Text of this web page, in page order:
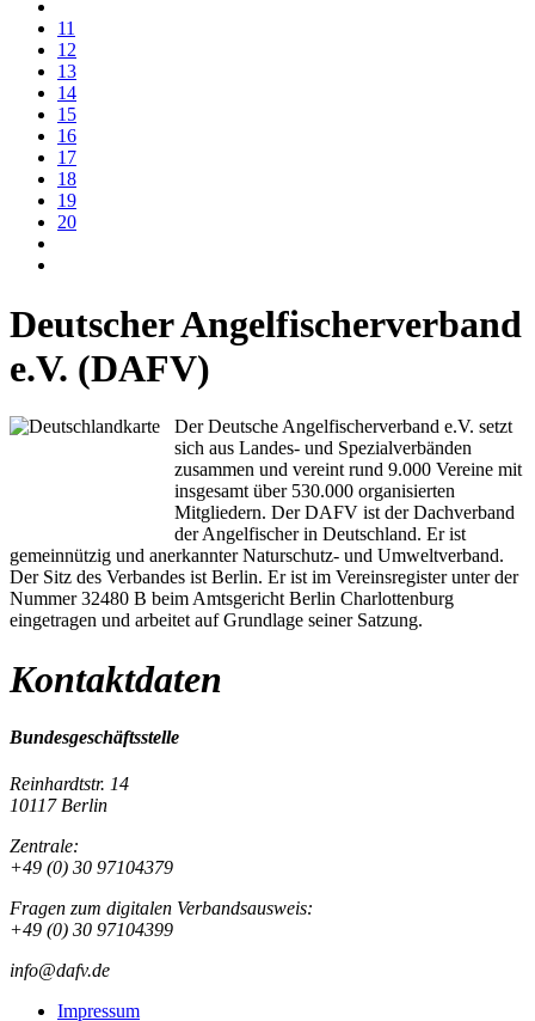
11
12
13
14
15
16
17
18
19
20
Deutscher Angelfischerverband
e.V. (DAFV)
Der Deutsche Angelfischerverband e.V. setzt
sich aus Landes- und Spezialverbänden
zusammen und vereint rund 9.000 Vereine mit
insgesamt über 530.000 organisierten
Mitgliedern. Der DAFV ist der Dachverband
der Angelfischer in Deutschland. Er ist
gemeinnützig und anerkannter Naturschutz- und Umweltverband.
Der Sitz des Verbandes ist Berlin. Er ist im Vereinsregister unter der
Nummer 32480 B beim Amtsgericht Berlin Charlottenburg
eingetragen und arbeitet auf Grundlage seiner Satzung.
Kontaktdaten
Bundesgeschäftsstelle
Reinhardtstr. 14
10117 Berlin
Zentrale:
+49 (0) 30 97104379
Fragen zum digitalen Verbandsausweis:
+49 (0) 30 97104399
info@dafv.de
Impressum